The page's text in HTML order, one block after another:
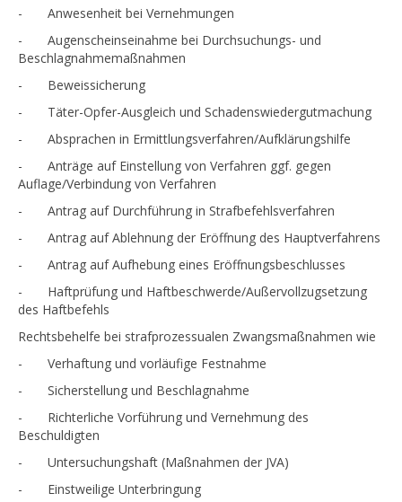
- Anwesenheit bei Vernehmungen
- Augenscheinseinahme bei Durchsuchungs- und
Beschlagnahmemaßnahmen
- Beweissicherung
- Täter-Opfer-Ausgleich und Schadenswiedergutmachung
- Absprachen in Ermittlungsverfahren/Aufklärungshilfe
- Anträge auf Einstellung von Verfahren ggf. gegen
Auflage/Verbindung von Verfahren
- Antrag auf Durchführung in Strafbefehlsverfahren
- Antrag auf Ablehnung der Eröffnung des Hauptverfahrens
- Antrag auf Aufhebung eines Eröffnungsbeschlusses
- Haftprüfung und Haftbeschwerde/Außervollzugsetzung
des Haftbefehls
Rechtsbehelfe bei strafprozessualen Zwangsmaßnahmen wie
- Verhaftung und vorläufige Festnahme
- Sicherstellung und Beschlagnahme
- Richterliche Vorführung und Vernehmung des
Beschuldigten
- Untersuchungshaft (Maßnahmen der JVA)
- Einstweilige Unterbringung